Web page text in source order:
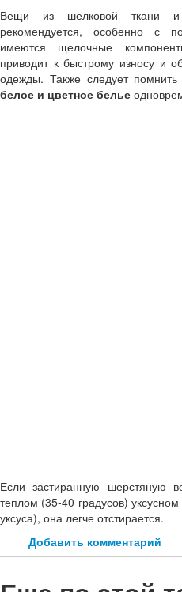
Вещи из шелковой ткани
рекомендуется, особенно с
имеются щелочные
приводит к быстрому износу и
одежды. Также следует
белое и цветное белье
Если застиранную шерстяную
теплом (35-40 градусов)
уксуса), она легче отстирается.
Добавить комментарий